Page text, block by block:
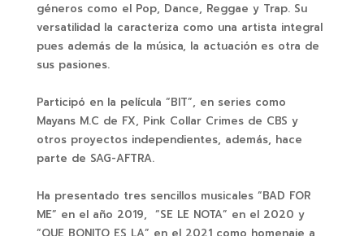
géneros como el Pop, Dance, Reggae y Trap. Su
versatilidad la caracteriza como una artista integral
pues además de la música, la actuación es otra de
sus pasiones.
Participó en la película “BIT”, en series como
Mayans M.C de FX, Pink Collar Crimes de CBS y
otros proyectos independientes, además, hace
parte de SAG-AFTRA.
Ha presentado tres sencillos musicales “BAD FOR
ME” en el año 2019, “SE LE NOTA” en el 2020 y